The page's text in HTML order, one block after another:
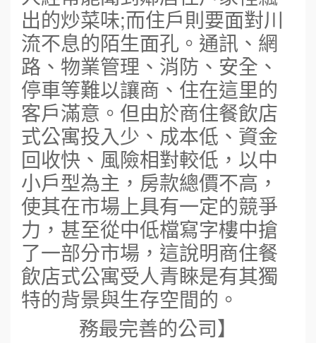
出的炒菜味;而住戶則要面對川
流不息的陌生面孔。通訊、網
路、物業管理、消防、安全、
停車等難以讓商、住在這里的
客戶滿意。但由於商住餐飲店
式公寓投入少、成本低、資金
回收快、風險相對較低，以中
小戶型為主，房款總價不高，
使其在市場上具有一定的競爭
力，甚至從中低檔寫字樓中搶
了一部分市場，這說明商住餐
飲店式公寓受人青睞是有其獨
特的背景與生存空間的。
務最完善的公司】